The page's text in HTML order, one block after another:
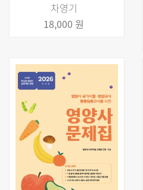
차영기
18,000 원